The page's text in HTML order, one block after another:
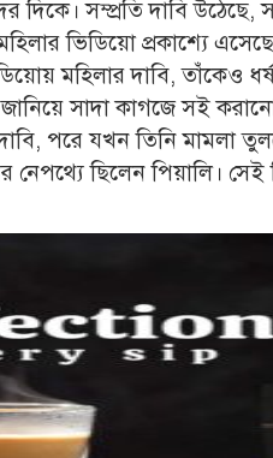
দিকে। সম্প্রতি দাবি উঠেছে,
ভিডিয়ো প্রকাশ্যে
মহিলার দাবি, তাঁকেও
সাদা কাগজে সই
পরে যখন তিনি মামলা
নেপথ্যে ছিলেন পিয়ালি।